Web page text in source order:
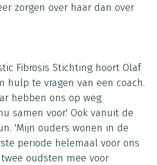
zorgen over haar dan over
Fibrosis Stichting hoort Olaf
hulp te vragen van een coach.
hebben ons op weg
samen voor.' Ook vanuit de
'Mijn ouders wonen in de
periode helemaal voor ons
oudsten mee voor